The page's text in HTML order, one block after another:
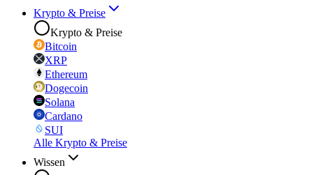
Krypto & Preise
Krypto & Preise
Bitcoin
XRP
Ethereum
Dogecoin
Solana
Cardano
SUI
Alle Krypto & Preise
Wissen